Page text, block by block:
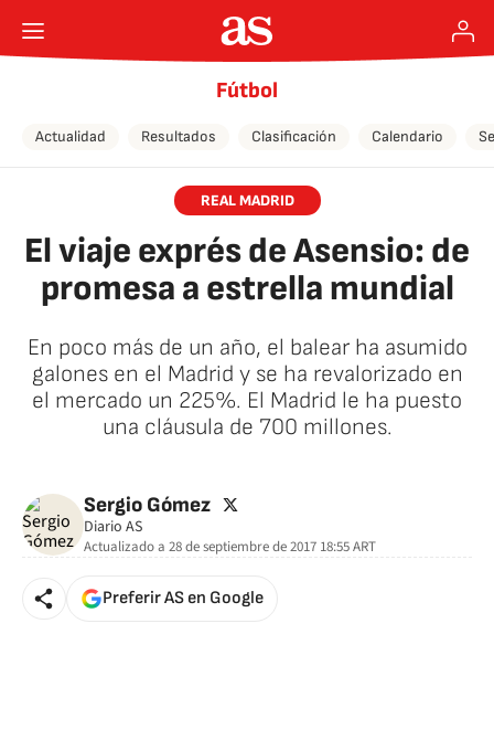
Fútbol
Actualidad Resultados Clasificación Calendario
REAL MADRID
El viaje exprés de Asensio: de
promesa a estrella mundial
En poco más de un año, el balear ha asumido
galones en el Madrid y se ha revalorizado en
el mercado un 225%. El Madrid le ha puesto
una cláusula de 700 millones.
Sergio Gómez twitter
Diario AS
Actualizado a 28 de septiembre de 2017 18:55ART
Preferir AS en Google